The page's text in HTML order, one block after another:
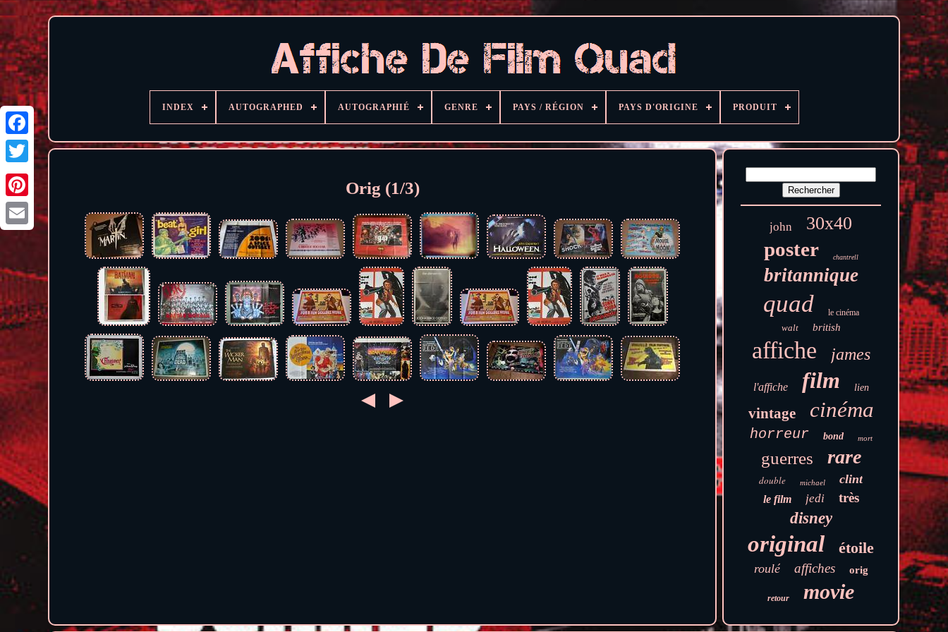
INDEX AUTOGRAPHED AUTOGRAPHIÉ GENRE PAYS / RÉGION PAYS D'ORIGINE PRODUIT
Orig (1/3)
john 30x40
poster chantrell
britannique
quad le cinéma
walt british
affiche james
l'affiche film lien
vintage cinéma
horreur bond mort
guerres rare
double michael clint
le film jedi très
disney
original étoile
roulé affiches orig
retour movie